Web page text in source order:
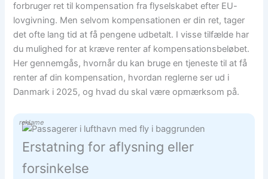
forbruger ret til kompensation fra flyselskabet efter EU-
lovgivning. Men selvom kompensationen er din ret, tager
det ofte lang tid at få pengene udbetalt. I visse tilfælde har
du mulighed for at kræve renter af kompensationsbeløbet.
Her gennemgås, hvornår du kan bruge en tjeneste til at få
renter af din kompensation, hvordan reglerne ser ud i
Danmark i 2025, og hvad du skal være opmærksom på.
reklame
Erstatning for aflysning eller
forsinkelse